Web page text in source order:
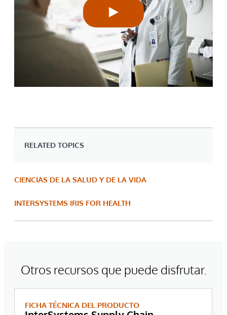
RELATED TOPICS
CIENCIAS DE LA SALUD Y DE LA VIDA
INTERSYSTEMS IRIS FOR HEALTH
Otros recursos que puede disfrutar.
FICHA TÉCNICA DEL PRODUCTO